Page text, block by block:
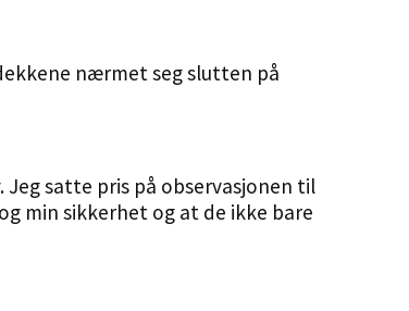
nærmet seg slutten på
satte pris på observasjonen til
min sikkerhet og at de ikke bare